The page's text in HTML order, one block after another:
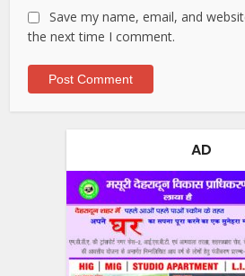
Save my name, email, and
the next time I comment.
AD